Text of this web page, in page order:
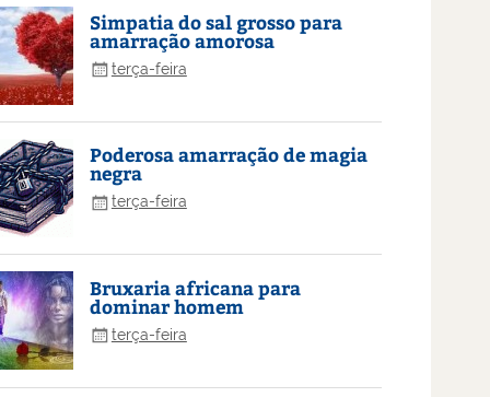
Simpatia do sal grosso para
amarração amorosa
terça-feira
Poderosa amarração de magia
negra
terça-feira
Bruxaria africana para
dominar homem
terça-feira